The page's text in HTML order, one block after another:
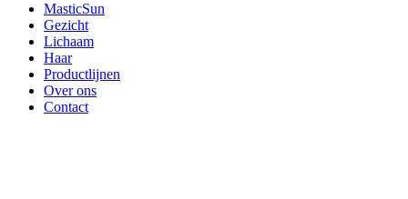
MasticSun
Gezicht
Lichaam
Haar
Productlijnen
Over ons
Contact